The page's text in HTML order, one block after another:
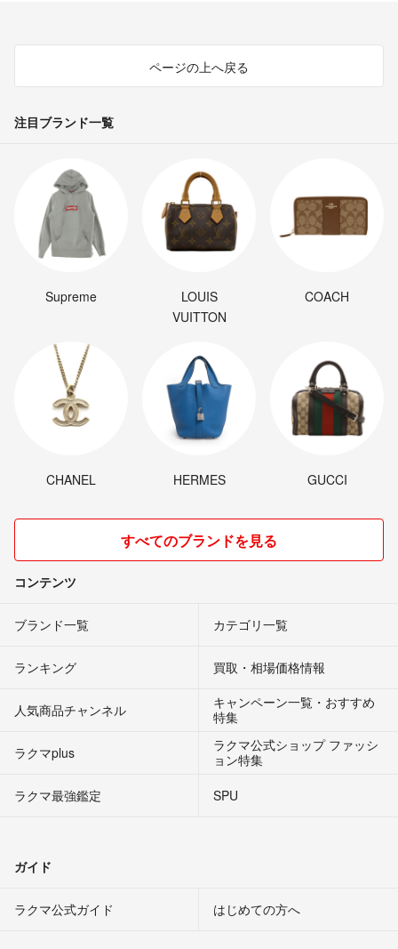
ページの上へ戻る
注目ブランド一覧
Supreme
LOUIS
VUITTON
COACH
CHANEL HERMES GUCCI
すべてのブランドを見る
コンテンツ
ブランド一覧 カテゴリ一覧
ランキング 買取・相場価格情報
人気商品チャンネル
キャンペーン一覧・おすすめ
特集
ラクマplus
ラクマ公式ショップ ファッシ
ョン特集
ラクマ最強鑑定
SPU
ガイド
ラクマ公式ガイド はじめての方へ